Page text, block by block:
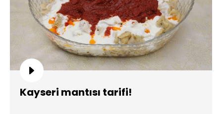
Kayseri mantısı tarifi!